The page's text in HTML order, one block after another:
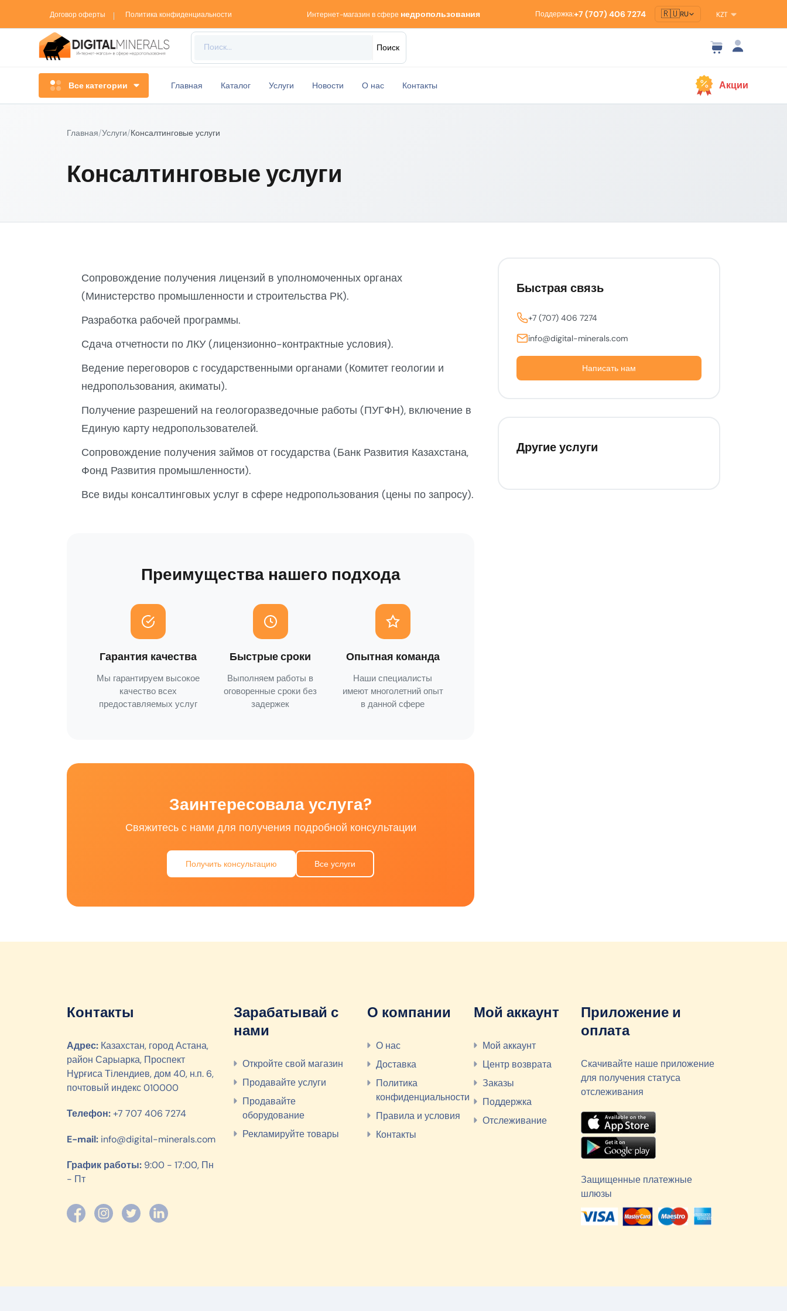
Договор оферты Политика конфиденциальности Интернет-магазин в сфере недропользования Поддержка:+7 (707) 406 7274 🇷🇺RU KZT
Поиск
Все категории Главная Каталог Услуги Новости О нас Контакты Акции
Главная/Услуги/Консалтинговые услуги
Консалтинговые услуги
Сопровождение получения лицензий в уполномоченных органах
(Министерство промышленности и строительства РК).
Разработка рабочей программы.
Сдача отчетности по ЛКУ (лицензионно-контрактные условия).
Ведение переговоров с государственными органами (Комитет геологии и
недропользования, акиматы).
Получение разрешений на геологоразведочные работы (ПУГФН), включение в
Единую карту недропользователей.
Сопровождение получения займов от государства (Банк Развития Казахстана,
Фонд Развития промышленности).
Все виды консалтинговых услуг в сфере недропользования (цены по запросу).
Преимущества нашего подхода
Гарантия качества
Мы гарантируем высокое
качество всех
предоставляемых услуг
Быстрые сроки
Выполняем работы в
оговоренные сроки без
задержек
Опытная команда
Наши специалисты
имеют многолетний опыт
в данной сфере
Заинтересовала услуга?
Свяжитесь с нами для получения подробной консультации
Получить консультацию Все услуги
Быстрая связь
+7 (707) 406 7274
info@digital-minerals.com
Написать нам
Другие услуги
Контакты
Адрес: Казахстан, город Астана,
район Сарыарка, Проспект
Нұрғиса Тілендиев, дом 40, н.п. 6,
почтовый индекс 010000
Телефон:+7 707 406 7274
E-mail: info@digital-minerals.com
График работы: 9:00 - 17:00, Пн
- Пт
Зарабатывай с
нами
Откройте свой магазин
Продавайте услуги
Продавайте
оборудование
Рекламируйте товары
О компании
О нас
Доставка
Политика
конфиденциальности
Правила и условия
Контакты
Мой аккаунт
Мой аккаунт
Центр возврата
Заказы
Поддержка
Отслеживание
Приложение и
оплата
Скачивайте наше приложение
для получения статуса
отслеживания
Защищенные платежные
шлюзы